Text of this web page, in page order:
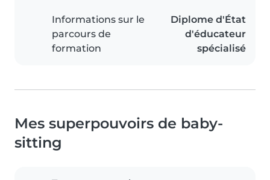
Informations sur le
parcours de
formation
Diplome d'État
d'éducateur
spécialisé
Mes superpouvoirs de baby-
sitting